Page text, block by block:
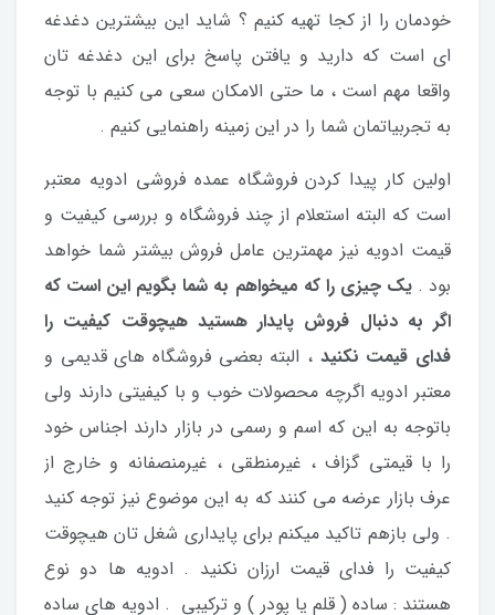
خودمان را از کجا تهیه کنیم ؟ شاید این بیشترین دغدغه
ای است که دارید و یافتن پاسخ برای این دغدغه تان
واقعا مهم است ، ما حتی الامکان سعی می کنیم با توجه
به تجربیاتمان شما را در این زمینه راهنمایی کنیم .
اولین کار پیدا کردن فروشگاه عمده فروشی ادویه معتبر
است که البته استعلام از چند فروشگاه و بررسی کیفیت و
قیمت ادویه نیز مهمترین عامل فروش بیشتر شما خواهد
بود .یک چیزی را که میخواهم به شما بگویم این است که
اگر به دنبال فروش پایدار هستید هیچوقت کیفیت را
فدای قیمت نکنید ، البته بعضی فروشگاه های قدیمی و
معتبر ادویه اگرچه محصولات خوب و با کیفیتی دارند ولی
باتوجه به این که اسم و رسمی در بازار دارند اجناس خود
را با قیمتی گزاف ، غیرمنطقی ، غیرمنصفانه و خارج از
عرف بازار عرضه می کنند که به این موضوع نیز توجه کنید
. ولی بازهم تاکید میکنم برای پایداری شغل تان هیچوقت
کیفیت را فدای قیمت ارزان نکنید . ادویه ها دو نوع
هستند : ساده ( قلم یا پودر ) و ترکیبی . ادویه های ساده